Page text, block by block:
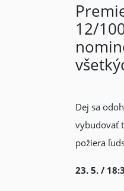
12/
Dej sa
vybudovať
požiera
23. 5. /